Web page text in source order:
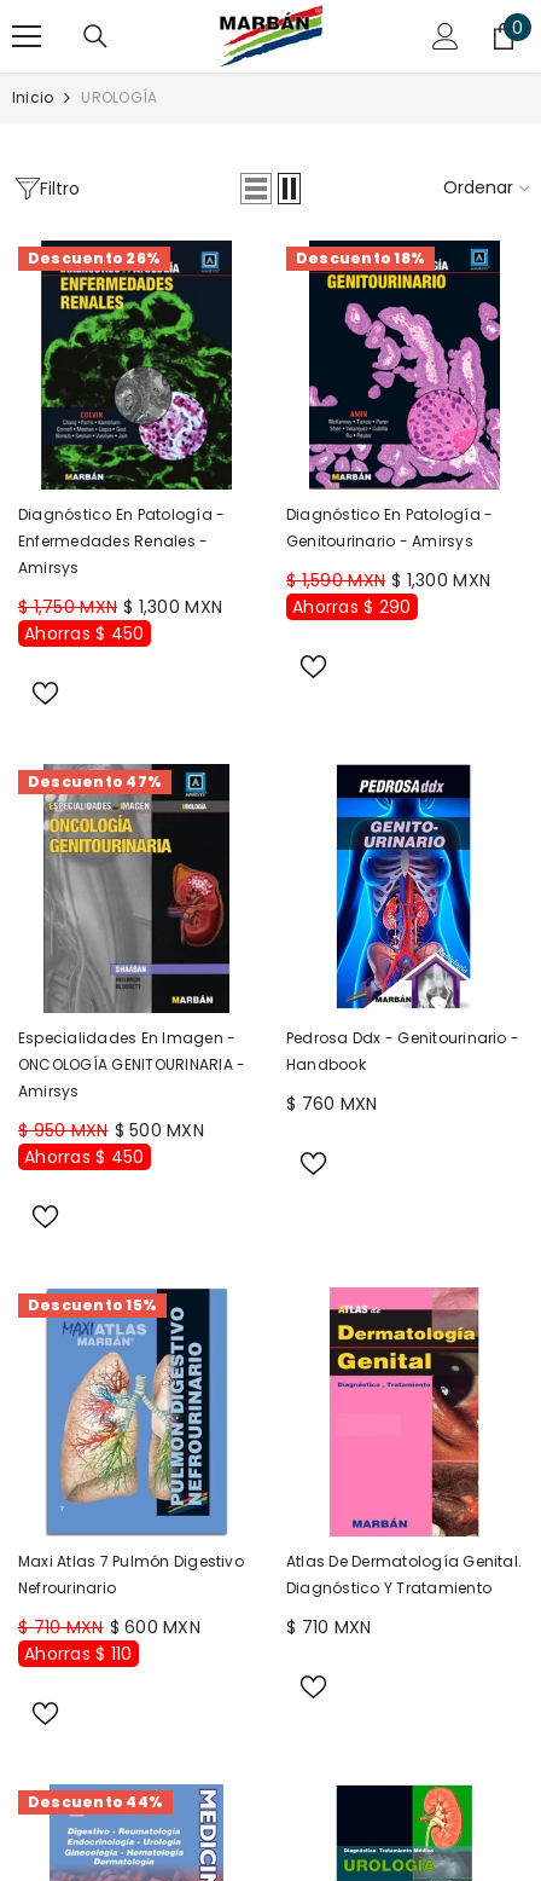
0
0
Inicio UROLOGÍA
Filtro Ordenar
Descuento 26%
Diagnóstico En Patología -
Enfermedades Renales -
Amirsys
$ 1,750 MXN $ 1,300 MXN
Ahorras $ 450
Descuento 18%
Diagnóstico En Patología -
Genitourinario - Amirsys
$ 1,590 MXN $ 1,300 MXN
Ahorras $ 290
Descuento 47%
Especialidades En Imagen -
ONCOLOGÍA GENITOURINARIA -
Amirsys
$ 950 MXN $ 500 MXN
Ahorras $ 450
Pedrosa Ddx - Genitourinario -
Handbook
$ 760 MXN
Descuento 15%
Maxi Atlas 7 Pulmón Digestivo
Nefrourinario
$ 710 MXN $ 600 MXN
Ahorras $ 110
Atlas De Dermatología Genital.
Diagnóstico Y Tratamiento
$ 710 MXN
Descuento 44%